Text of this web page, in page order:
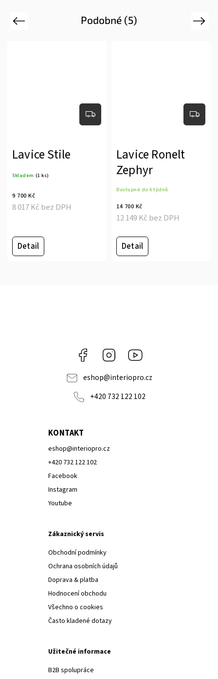
Podobné (5)
Previous
Lavice Stile
Skladem (1 ks)
8 017 Kč bez DPH
9 700 Kč
Detail
Lavice Ronelt
Zephyr
Dostupné do 6 týdnů
12 149 Kč bez DPH
14 700 Kč
Detail
Next
Facebook Instagram
eshop@interiopro.cz
+420 732 122 102
KONTAKT
eshop@interiopro.cz
+420 732 122 102
Facebook
Instagram
Youtube
Zákaznický servis
Obchodní podmínky
Ochrana osobních údajů
Doprava & platba
Hodnocení obchodu
Všechno o cookies
Často kladené dotazy
Užitečné informace
B2B spolupráce